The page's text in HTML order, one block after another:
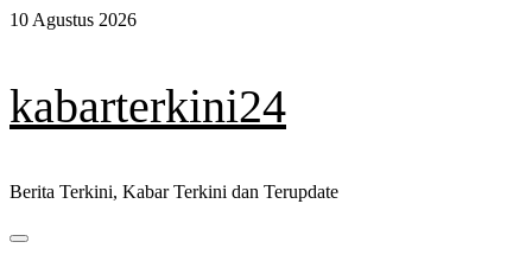
Skip
10 Agustus 2026
kabarterkini24
Berita Terkini, Kabar Terkini dan Terupdate
Primary